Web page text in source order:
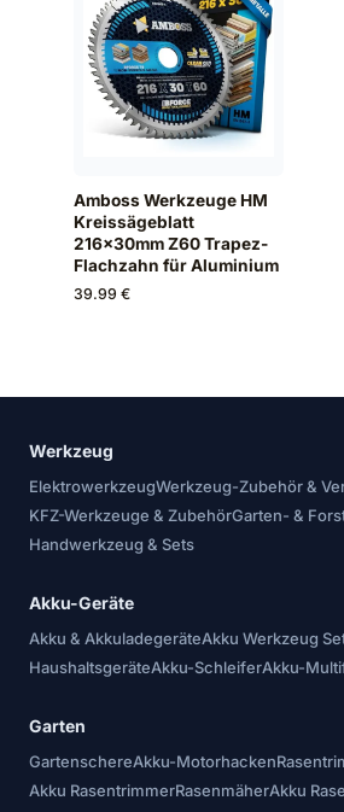
Amboss Werkzeuge HM
Kreissägeblatt
216x30mm Z60 Trapez-
Flachzahn für Aluminium
39.99 €
Werkzeug
ElektrowerkzeugWerkzeug-Zubehör &
KFZ-Werkzeuge & ZubehörGarten- &
Handwerkzeug & Sets
Akku-Geräte
Akku & AkkuladegeräteAkku Werkzeug
HaushaltsgeräteAkku-SchleiferAkku-
Garten
GartenschereAkku-Motorhacken
Akku RasentrimmerRasenmäherAkku